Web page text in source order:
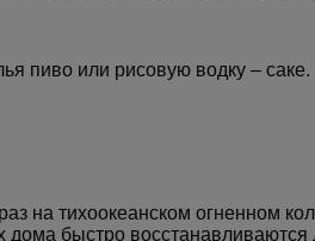
пиво или рисовую водку – саке.
на тихоокеанском огненном
дома быстро